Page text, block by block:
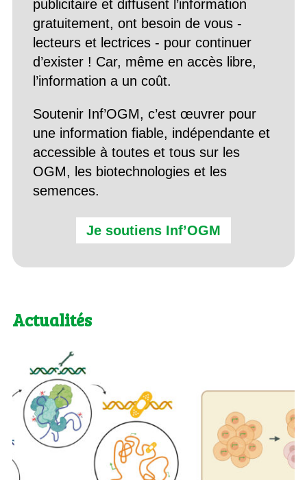
publicitaire et diffusent l’information
gratuitement, ont besoin de vous -
lecteurs et lectrices - pour continuer
d’exister ! Car, même en accès libre,
l’information a un coût.
Soutenir Inf’OGM, c’est œuvrer pour
une information fiable, indépendante et
accessible à toutes et tous sur les
OGM, les biotechnologies et les
semences.
Je soutiens Inf’OGM
Actualités